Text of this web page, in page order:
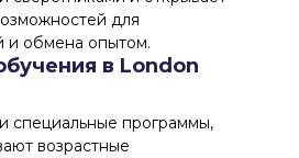
для
и обмена опытом.
в London
специальные программы,
возрастные